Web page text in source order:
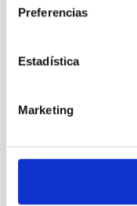
Preferencias
Estadística
Marketing